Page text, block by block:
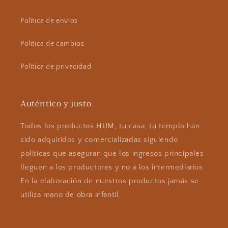
Política de envíos
Política de cambios
Política de privacidad
Auténtico y justo
Todos los productos HUM, tu casa, tu templo han
sido adquiridos y comercializadas siguiendo
políticas que aseguran que los ingresos principales
lleguen a los productores y no a los intermediarios.
En la elaboración de nuestros productos jamás se
utiliza mano de obra infantil.